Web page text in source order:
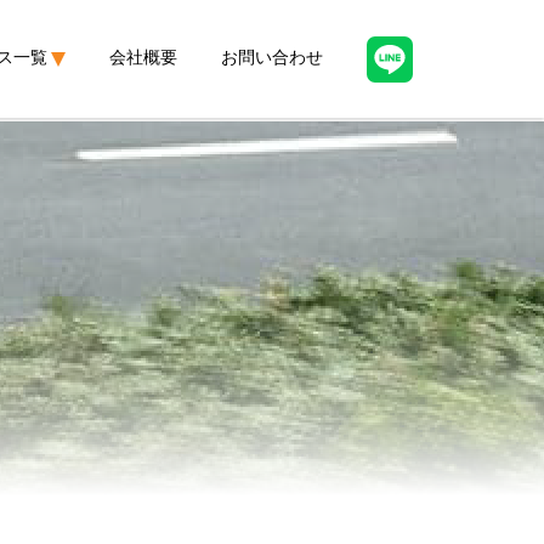
一覧 会社概要 お問い合わせ